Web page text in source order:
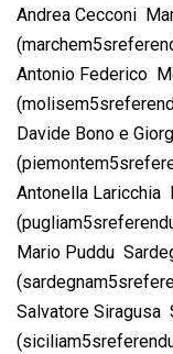
Andrea Cecconi 
(
Antonio Federico 
(
Davide Bono e
(
Antonella Laricchia 
(
Mario Puddu 
(
Salvatore Siragusa 
(